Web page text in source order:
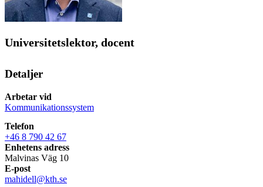
Universitetslektor, docent
Detaljer
Arbetar vid
Kommunikationssystem
Telefon
+46 8 790 42 67
Enhetens adress
Malvinas Väg 10
E-post
mahidell@kth.se